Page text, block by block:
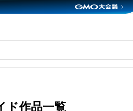
ド作品一覧